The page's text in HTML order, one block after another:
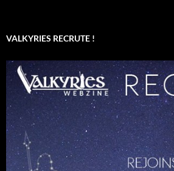
VALKYRIES RECRUTE !